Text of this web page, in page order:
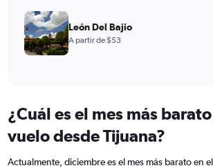
¿Cuál es el mes más
vuelo desde Tijuana?
Actualmente, diciembre es el mes más barato en
León Del Bajio
A partir de $53